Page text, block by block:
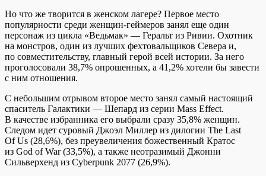
Но что же творится в женском лагере? Первое место
популярности среди женщин-геймеров занял еще один
персонаж из цикла «Ведьмак» — Геральт из Ривии. Охотник
на монстров, один из лучших фехтовальщиков Севера и,
по совместительству, главный герой всей истории. За него
проголосовали 38,7% опрошенных, а 41,2% хотели бы завести
с ним отношения.
С небольшим отрывом второе место занял самый настоящий
спаситель Галактики — Шепард из серии Mass Effect.
В качестве избранника его выбрали сразу 35,8% женщин.
Следом идет суровый Джоэл Миллер из дилогии The Last
Of Us (28,6%), без преувеличения божественный Кратос
из God of War (33,5%), а также неотразимый Джонни
Сильверхенд из Cyberpunk 2077 (26,9%).